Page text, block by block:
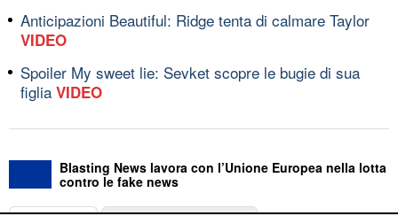
Anticipazioni Beautiful: Ridge tenta di calmare Taylor
VIDEO
Spoiler My sweet lie: Sevket scopre le bugie di sua
figlia VIDEO
Blasting News lavora con l’Unione Europea nella lotta
contro le fake news